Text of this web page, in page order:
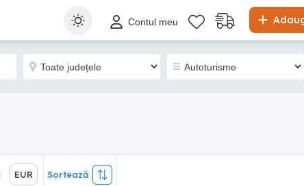
Contul meu
Sortează
EUR Sortează